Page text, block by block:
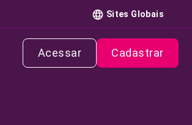
Sites Globais
Acessar Cadastrar